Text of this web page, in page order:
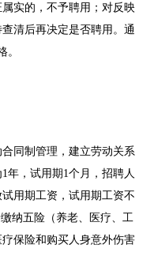
实的，不予聘用；对反映
清后再决定是否聘用。通
。
同制管理，建立劳动关系
年，试用期1个月，招聘人
用期工资，试用期工资不
纳五险（养老、医疗、工
保险和购买人身意外伤害